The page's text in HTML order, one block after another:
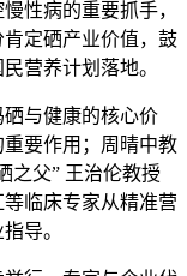
性病的重要抓手，
定硒产业价值，鼓
营养计划落地。
与健康的核心价
要作用；周晴中教
之父” 王治伦教授
临床专家从精准营
导。